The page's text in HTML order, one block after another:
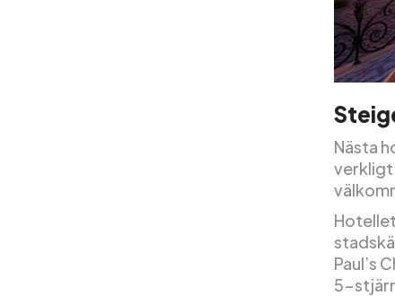
Nästa
verkligt
Paul’s
5-